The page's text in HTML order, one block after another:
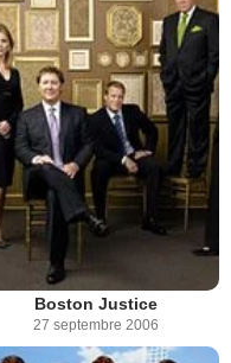
Boston Justice
27 septembre 2006